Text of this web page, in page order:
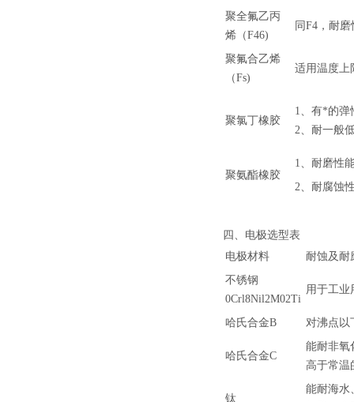
聚全氟乙丙
烯（F46)
同F4，耐
聚氟合乙烯
（Fs)
适用温度上
聚氯丁橡胶
1、有*的弹
2、耐一般
聚氨酯橡胶
1、耐磨性
2、耐腐蚀
四、电极选型表
电极材料
耐蚀及耐
不锈钢
0Crl8Nil2M02Ti
用于工业
哈氏合金B 对沸点以
哈氏合金C
能耐非氧
高于常温
钛
能耐海水